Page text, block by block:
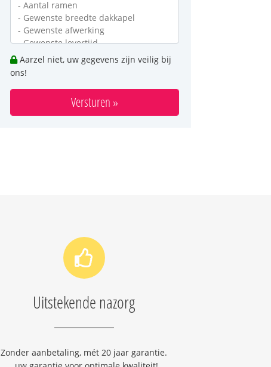
Aarzel niet, uw gegevens zijn veilig bij
ons!
Uitstekende nazorg
Zonder aanbetaling, mét 20 jaar garantie.